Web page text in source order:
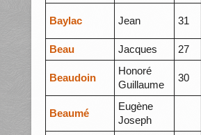
Baylac Jean 31
Beau Jacques 27
Beaudoin
Honoré
Guillaume
30
Beaumé
Eugène
Joseph